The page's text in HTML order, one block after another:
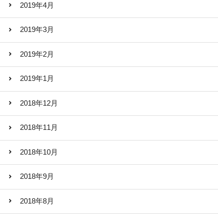
2019年4月
2019年3月
2019年2月
2019年1月
2018年12月
2018年11月
2018年10月
2018年9月
2018年8月